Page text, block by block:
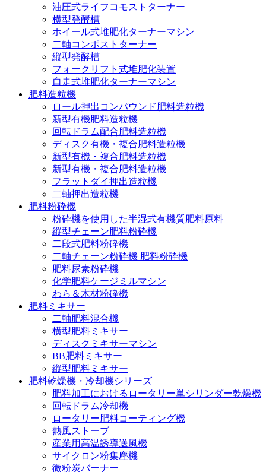
油圧式ライフコモストターナー
横型発酵槽
ホイール式堆肥化ターナーマシン
二軸コンポストターナー
縦型発酵槽
フォークリフト式堆肥化装置
自走式堆肥化ターナーマシン
肥料造粒機
ロール押出コンパウンド肥料造粒機
新型有機肥料造粒機
回転ドラム配合肥料造粒機
ディスク有機・複合肥料造粒機
新型有機・複合肥料造粒機
新型有機・複合肥料造粒機
フラットダイ押出造粒機
二軸押出造粒機
肥料粉砕機
粉砕機を使用した半湿式有機質肥料原料
縦型チェーン肥料粉砕機
二段式肥料粉砕機
二軸チェーン粉砕機 肥料粉砕機
肥料尿素粉砕機
化学肥料ケージミルマシン
わら＆木材粉砕機
肥料ミキサー
二軸肥料混合機
横型肥料ミキサー
ディスクミキサーマシン
BB肥料ミキサー
縦型肥料ミキサー
肥料乾燥機・冷却機シリーズ
肥料加工におけるロータリー単シリンダー乾燥機
回転ドラム冷却機
ロータリー肥料コーティング機
熱風ストーブ
産業用高温誘導送風機
サイクロン粉集塵機
微粉炭バーナー